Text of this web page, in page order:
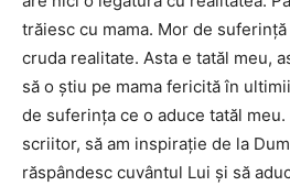
trăiesc cu mama. Mor de
cruda realitate. Asta e tatăl meu,
să o ştiu pe mama fericită în
de suferinţa ce o aduce tatăl
scriitor, să am inspiraţie de la
răspândesc cuvântul Lui şi să